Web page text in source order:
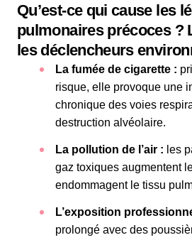
Qu’est-ce qui cause les
pulmonaires précoces ?
les déclencheurs
La fumée de cigarette :
risque, elle provoque une
chronique des voies
destruction alvéolaire.
La pollution de l’air : les
gaz toxiques augmentent
endommagent le tissu
L’exposition
prolongé avec des